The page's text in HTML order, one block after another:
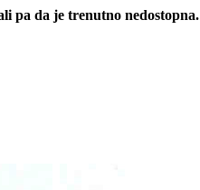
pa da je trenutno nedostopna.